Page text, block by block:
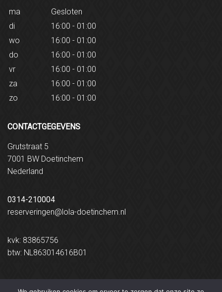
ma
Gesloten
di
16:00 - 01:00
wo
16:00 - 01:00
do
16:00 - 01:00
vr
16:00 - 01:00
za
16:00 - 01:00
zo
16:00 - 01:00
CONTACTGEGEVENS
Grutstraat 5
7001 BW Doetinchem
Nederland
0314-210004
reserveringen@lola-doetinchem.nl
kvk: 83865756
btw: NL863014616B01